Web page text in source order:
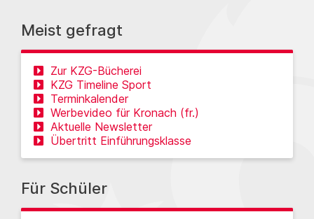
Meist gefragt
Zur KZG-Bücherei
KZG Timeline Sport
Terminkalender
Werbevideo für Kronach (fr.)
Aktuelle Newsletter
Übertritt Einführungsklasse
Für Schüler